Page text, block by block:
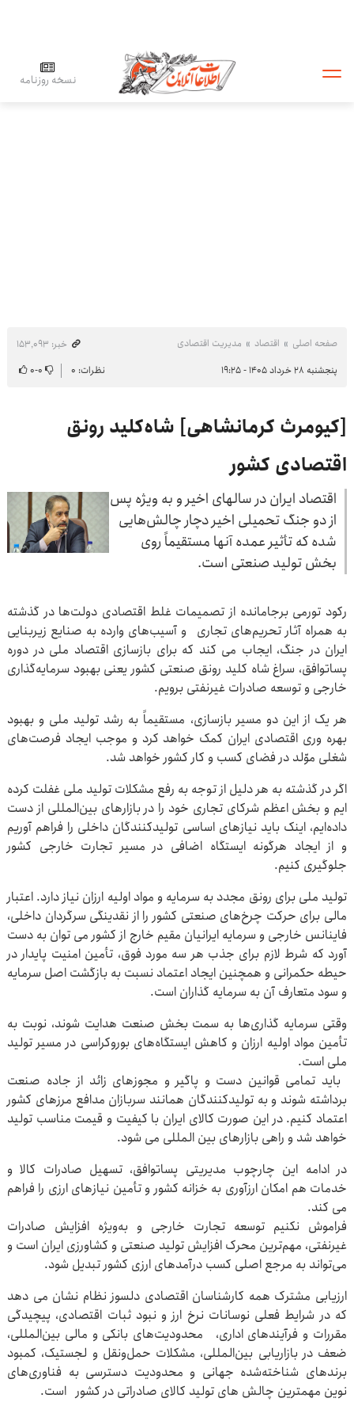
نسخه روزنامه
صفحه اصلی اقتصاد مدیریت اقتصادی
خبر: ۱۵۳٬۰۹۳
پنجشنبه ۲۸ خرداد ۱۴۰۵ - ۱۹:۲۵
نظرات: ۰ ۰-۰
[کیومرث کرمانشاهی] شاه‌کلید رونق
اقتصادی کشور
اقتصاد ایران در سالهای اخیر و به ویژه پس
از دو جنگ تحمیلی اخیر دچار چالش‌هایی
شده که تأثیر عمده آنها مستقیماً روی
بخش تولید صنعتی است.
رکود تورمی برجامانده از تصمیمات غلط اقتصادی دولت‌ها در گذشته
به همراه آثار تحریم‌های تجاری و آسیب‌های وارده به صنایع زیربنایی
ایران در جنگ، ایجاب می کند که برای بازسازی اقتصاد ملی در دوره
پساتوافق، سراغ شاه کلید رونق صنعتی کشور یعنی بهبود سرمایه‌گذاری
خارجی و توسعه صادرات غیرنفتی برویم.
هر یک از این دو مسیر بازسازی، مستقیماً به رشد تولید ملی و بهبود
بهره وری اقتصادی ایران کمک خواهد کرد و موجب ایجاد فرصت‌های
شغلی موّلد در فضای کسب و کار کشور خواهد شد.
اگر در گذشته به هر دلیل از توجه به رفع مشکلات تولید ملی غفلت کرده
ایم و بخش اعظم شرکای تجاری خود را در بازارهای بین‌المللی از دست
داده‌ایم، اینک باید نیازهای اساسی تولیدکنندگان داخلی را فراهم آوریم
و از ایجاد هرگونه ایستگاه اضافی در مسیر تجارت خارجی کشور
جلوگیری کنیم.
تولید ملی برای رونق مجدد به سرمایه و مواد اولیه ارزان نیاز دارد. اعتبار
مالی برای حرکت چرخ‌های صنعتی کشور را از نقدینگی سرگردان داخلی،
فاینانس خارجی و سرمایه ایرانیان مقیم خارج از کشور می توان به دست
آورد که شرط لازم برای جذب هر سه مورد فوق، تأمین امنیت پایدار در
حیطه حکمرانی و همچنین ایجاد اعتماد نسبت به بازگشت اصل سرمایه
و سود متعارف آن به سرمایه گذاران است.
وقتی سرمایه گذاری‌ها به سمت بخش صنعت هدایت شوند، نوبت به
تأمین مواد اولیه ارزان و کاهش ایستگاه‌های بوروکراسی در مسیر تولید
ملی است.
باید تمامی قوانین دست و پاگیر و مجوزهای زائد از جاده صنعت
برداشته شوند و به تولیدکنندگان همانند سربازان مدافع مرزهای کشور
اعتماد کنیم. در این صورت کالای ایران با کیفیت و قیمت مناسب تولید
خواهد شد و راهی بازارهای بین المللی می شود.
در ادامه این چارچوب مدیریتی پساتوافق، تسهیل صادرات کالا و
خدمات هم امکان ارزآوری به خزانه کشور و تأمین نیازهای ارزی را فراهم
می کند.
فراموش نکنیم توسعه تجارت خارجی و به‌ویژه افزایش صادرات
غیرنفتی، مهم‌ترین محرک افزایش تولید صنعتی و کشاورزی ایران است و
می‌تواند به مرجع اصلی کسب درآمدهای ارزی کشور تبدیل شود.
ارزیابی مشترک همه کارشناسان اقتصادی دلسوز نظام نشان می دهد
که در شرایط فعلی نوسانات نرخ ارز و نبود ثبات اقتصادی، پیچیدگی
مقررات و فرآیندهای اداری، محدودیت‌های بانکی و مالی بین‌المللی،
ضعف در بازاریابی بین‌المللی، مشکلات حمل‌ونقل و لجستیک، کمبود
برندهای شناخته‌شده جهانی و محدودیت دسترسی به فناوری‌های
نوین مهمترین چالش های تولید کالای صادراتی در کشور است.